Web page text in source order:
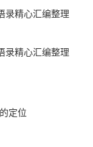
录精心汇编整理
录精心汇编整理
定位